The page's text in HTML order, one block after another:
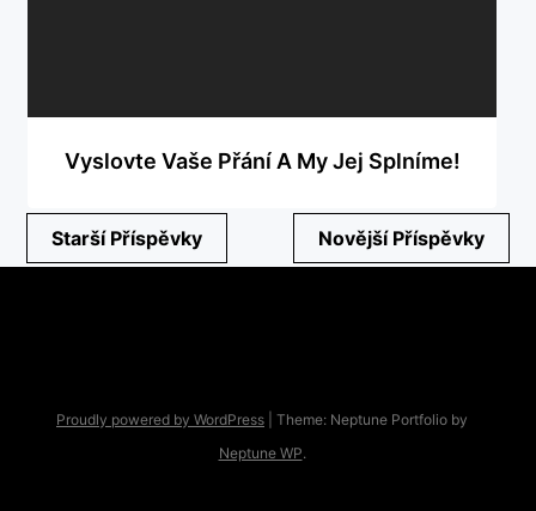
Vyslovte Vaše Přání A My Jej Splníme!
Navigace
pro
Starší Příspěvky Novější Příspěvky
Proudly powered by WordPress
Theme: Neptune Portfolio by
Neptune WP.